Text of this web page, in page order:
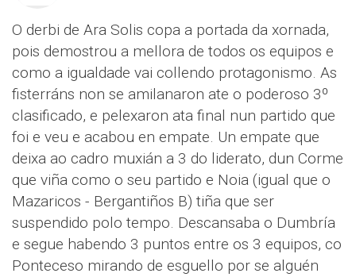
O derbi de Ara Solis copa a portada da xornada,
pois demostrou a mellora de todos os equipos e
como a igualdade vai collendo protagonismo. As
fisterráns non se amilanaron ate o poderoso 3º
clasificado, e pelexaron ata final nun partido que
foi e veu e acabou en empate. Un empate que
deixa ao cadro muxián a 3 do liderato, dun Corme
que viña como o seu partido e Noia (igual que o
Mazaricos - Bergantiños B) tiña que ser
suspendido polo tempo. Descansaba o Dumbría
e segue habendo 3 puntos entre os 3 equipos, co
Ponteceso mirando de esguello por se alguén